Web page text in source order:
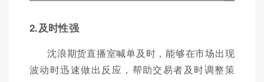
2.及时性强
沈浪期货直播室喊单及时，能够在市场出现
波动时迅速做出反应，帮助交易者及时调整策